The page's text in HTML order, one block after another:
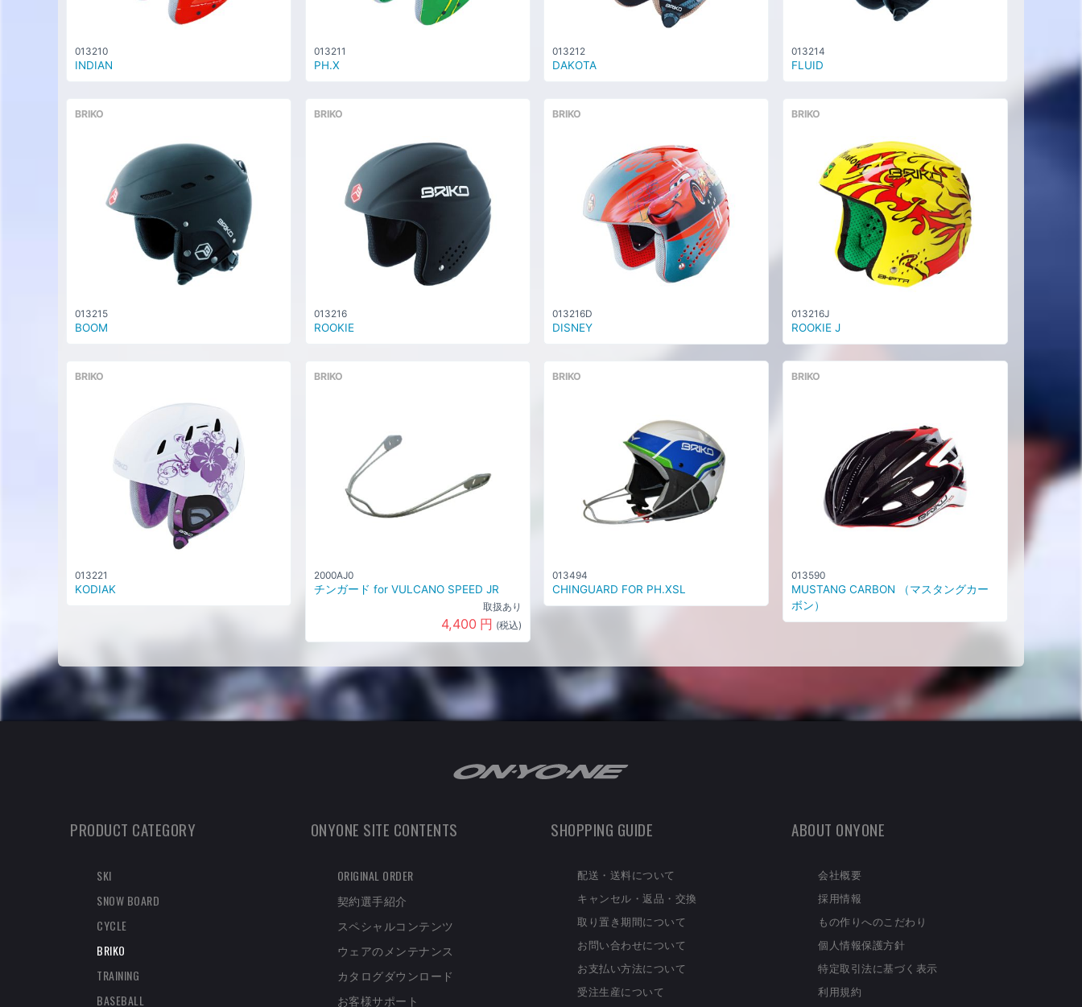
013210
INDIAN
013211
PH.X
013212
DAKOTA
013214
FLUID
BRIKO
013215
BOOM
BRIKO
013216
ROOKIE
BRIKO
013216D
DISNEY
BRIKO
013216J
ROOKIE J
BRIKO
013221
KODIAK
BRIKO
2000AJ0
チンガード for VULCANO SPEED JR
取扱あり
4,400 円 (税込)
BRIKO
013494
CHINGUARD FOR PH.XSL
BRIKO
013590
MUSTANG CARBON （マスタングカー
ボン）
PRODUCT CATEGORY
SKI
SNOW BOARD
CYCLE
BRIKO
TRAINING
BASEBALL
ONYONE SITE CONTENTS
ORIGINAL ORDER
契約選手紹介
スペシャルコンテンツ
ウェアのメンテナンス
カタログダウンロード
お客様サポート
SHOPPING GUIDE
配送・送料について
キャンセル・返品・交換
取り置き期間について
お問い合わせについて
お支払い方法について
受注生産について
ABOUT ONYONE
会社概要
採用情報
もの作りへのこだわり
個人情報保護方針
特定取引法に基づく表示
利用規約